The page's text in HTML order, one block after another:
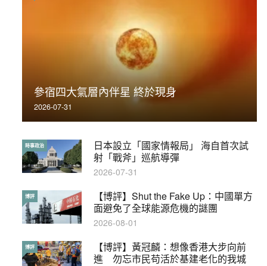
參宿四大氣層內伴星 終於現身
2026-07-31
日本設立「國家情報局」 海自首次試
射「戰斧」巡航導彈
時事政治
2026-07-31
【博評】Shut the Fake Up：中國單方
面避免了全球能源危機的謎團
博評
2026-08-01
【博評】黃冠麟：想像香港大步向前
進 勿忘市民苟活於基建老化的我城
博評
荃灣反黑組「砌生豬肉」砌錯O記臥底4警員
被控
2019-11-01
【輕百科】被抽中當陪審員能拒絕嗎？
輕百科
2017-10-17
【輕盤點】集會遊行陸續有來？一文盡
覽8月示威活動
輕盤點
2019-08-30
本港保護兒童法例雜亂互相矛盾家長易
墮法網
特稿